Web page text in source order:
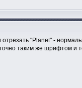
"Planet" -
таким же шрифтом и